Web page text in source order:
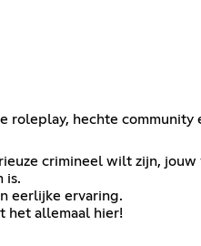
roleplay, hechte
crimineel wilt zijn, jouw
is.
eerlijke ervaring.
het allemaal hier!